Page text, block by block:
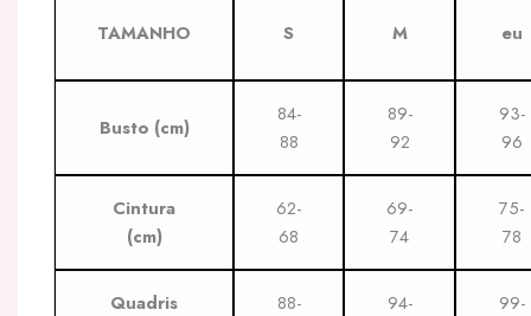
TAMANHO S M eu
Busto (cm)
84-
88
89-
92
93-
96
Cintura
(cm)
62-
68
69-
74
75-
78
Quadris
88-
94-
99-